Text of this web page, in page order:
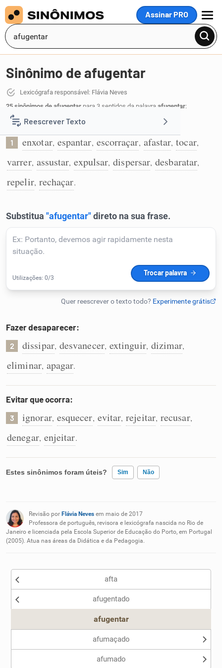
Assinar PRO
MENU
Reescrever Texto
Resumir Texto
Corrigir Texto
Humanizador de IA
Cata-letras
Caça-palavras
Dicionário
Sinônimos
Sinônimo de afugentar
Lexicógrafa responsável: Flávia Neves
25 sinônimos de afugentar para 3 sentidos da palavra afugentar:
Enxotar, pondo em fuga:
1 enxotar, espantar, escorraçar, afastar, tocar,
varrer, assustar, expulsar, dispersar, desbaratar,
repelir, rechaçar.
Fazer desaparecer:
2 dissipar, desvanecer, extinguir, dizimar,
eliminar, apagar.
Evitar que ocorra:
3 ignorar, esquecer, evitar, rejeitar, recusar,
denegar, enjeitar.
Estes sinônimos foram úteis? Sim Não
Nenhum dos sinônimos apresentados me ajudou
Outro
Revisão por Flávia Neves em maio de 2017
Professora de português, revisora e lexicógrafa nascida no Rio de
Janeiro e licenciada pela Escola Superior de Educação do Porto, em Portugal
(2005). Atua nas áreas da Didática e da Pedagogia.
afta
afugentado
afugentar
afumaçado
afumado